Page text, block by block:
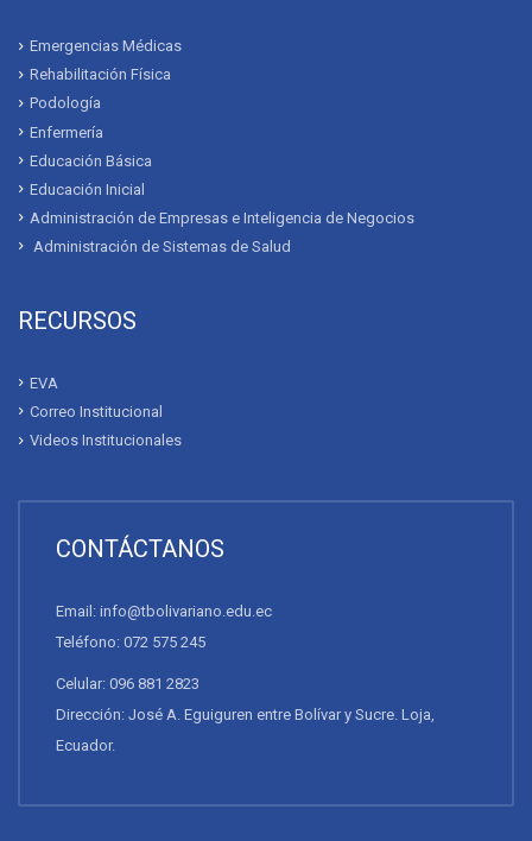
Emergencias Médicas
Rehabilitación Física
Podología
Enfermería
Educación Básica
Educación Inicial
Administración de Empresas e Inteligencia de Negocios
Administración de Sistemas de Salud
RECURSOS
EVA
Correo Institucional
Videos Institucionales
CONTÁCTANOS
Email: info@tbolivariano.edu.ec
Teléfono: 072 575 245
Celular: 096 881 2823
Dirección: José A. Eguiguren entre Bolívar y Sucre. Loja,
Ecuador.